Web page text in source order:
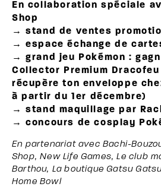
En collaboration spéciale
Shop
→ stand de ventes
→ espace échange de
→ grand jeu Pokémon :
Collector Premium
récupère ton enveloppe
à partir du 1er décembre)
→ stand maquillage par
→ concours de cosplay
En partenariat avec Bachi-
Shop, New Life Games, Le club
Barthou, La boutique Gatsu
Home Bowl